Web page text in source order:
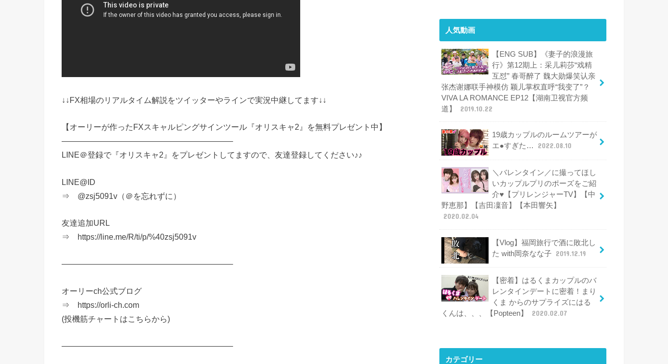
↓↓FX相場のリアルタイム解説をツイッターやラインで実況中継してます↓↓
【オーリーが作ったFXスキャルピングサインツール『オリスキャ2』を無料プレゼント中】
—————————————————————–
LINE＠登録で『オリスキャ2』をプレゼントしてますので、友達登録してください♪♪
LINE@ID
⇒ @zsj5091v（＠を忘れずに）
友達追加URL
⇒ https://line.me/R/ti/p/%40zsj5091v
—————————————————————–
オーリーch公式ブログ
⇒ https://orli-ch.com
(投機筋チャートはこちらから)
—————————————————————–
人気動画
【ENG SUB】《妻子的浪漫旅
行》第12期上：采儿莉莎“戏精
互怼” 春哥醉了 魏大勋爆笑认亲
张杰谢娜联手神模仿 颖儿掌权直呼“我变了”？
VIVA LA ROMANCE EP12【湖南卫视官方频
道】
2019.10.22
19歳カップルのルームツアーが
エ●すぎた…
2022.08.10
＼バレンタイン／に撮ってほし
いカップルプリのポーズをご紹
介♥【プリレンジャーTV】【中
野恵那】【吉田凜音】【本田響矢】
2020.02.04
【Vlog】福岡旅行で酒に敗北し
た with岡奈なな子 2019.12.19
【密着】はるくまカップルのバ
レンタインデートに密着！まり
くま からのサプライズにはる
くんは、、、【Popteen】
2020.02.07
カテゴリー